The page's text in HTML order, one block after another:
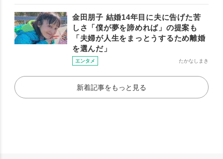
金田朋子 結婚14年目に夫に告げた苦
しさ「僕が夢を諦めれば」の提案も
「夫婦が人生をまっとうするため離婚
を選んだ」
エンタメ たかなしまき
新着記事をもっと見る